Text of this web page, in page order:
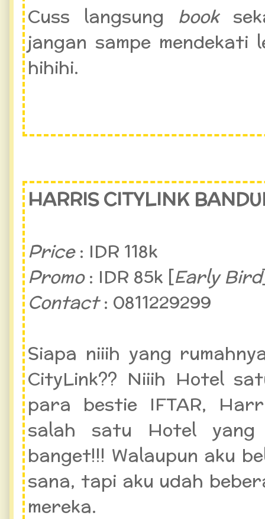
Cuss langsung book
jangan sampe
hihihi.
HARRIS CITYLINK
Price: IDR 118k
Promo: IDR 85k [Early Bird
Contact: 0811229299
Siapa niiih yang
CityLink?? Niiih Hotel
para bestie IFTAR,
salah satu Hotel yang
banget!!! Walaupun aku
sana, tapi aku udah
mereka.